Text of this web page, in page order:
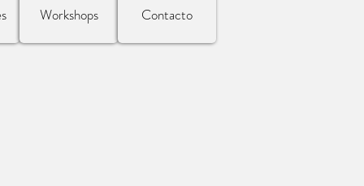
Workshops Contacto